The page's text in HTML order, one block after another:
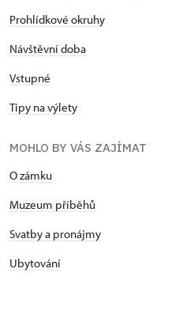
Prohlídkové okruhy
Návštěvní doba
Vstupné
Tipy na výlety
MOHLO BY VÁS ZAJÍMAT
O zámku
Muzeum příběhů
Svatby a pronájmy
Ubytování